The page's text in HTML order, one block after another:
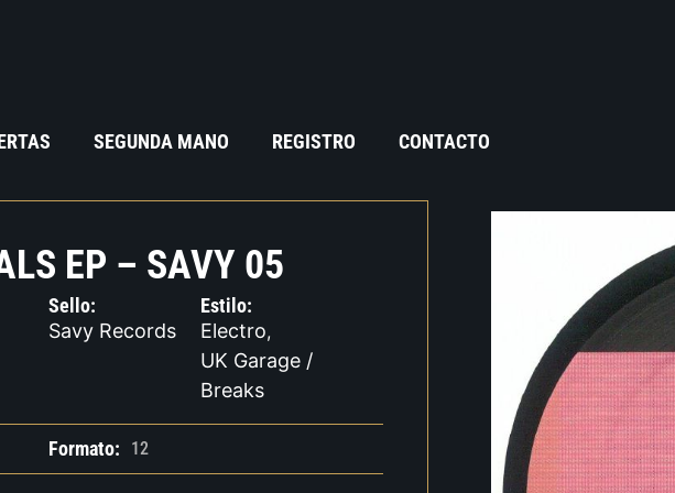
SEGUNDA MANO REGISTRO CONTACTO
EP – SAVY 05
Sello:
Savy Records
Estilo:
Electro,
UK Garage /
Breaks
Formato: 12